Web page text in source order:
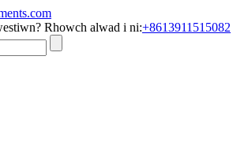
Rhowch alwad i ni:+8613911515082